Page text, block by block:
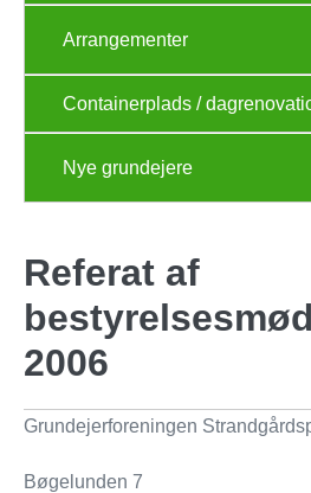
Arrangementer
Containerplads /
Nye grundejere
Referat af
2006
Grundejerforeningen
Bøgelunden 7